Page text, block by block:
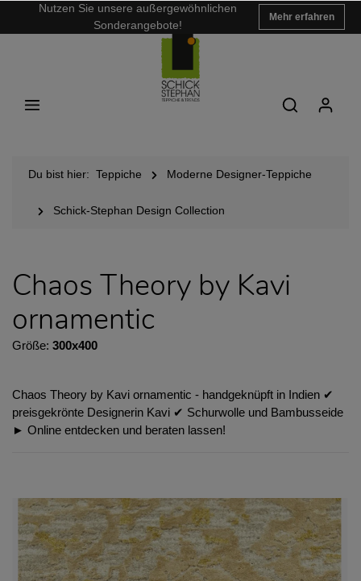
Nutzen Sie unsere außergewöhnlichen
Sonderangebote!
Mehr erfahren
Du bist hier: Teppiche Moderne Designer-Teppiche
Schick-Stephan Design Collection
Chaos Theory by Kavi
ornamentic
Größe: 300x400
Chaos Theory by Kavi ornamentic - handgeknüpft in Indien ✔︎
preisgekrönte Designerin Kavi ✔︎ Schurwolle und Bambusseide
► Online entdecken und beraten lassen!